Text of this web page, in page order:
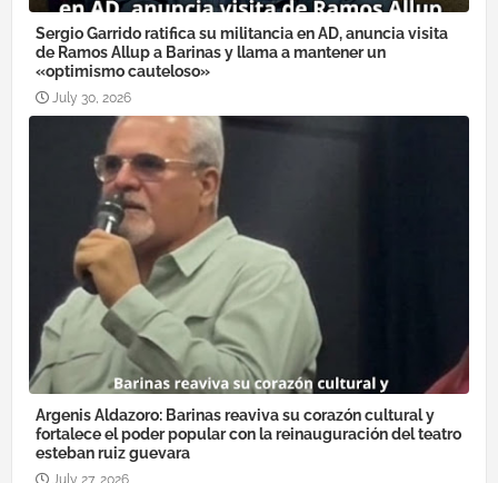
Sergio Garrido ratifica su militancia en AD, anuncia visita
de Ramos Allup a Barinas y llama a mantener un
«optimismo cauteloso»
July 30, 2026
Argenis Aldazoro: Barinas reaviva su corazón cultural y
fortalece el poder popular con la reinauguración del teatro
esteban ruiz guevara
July 27, 2026